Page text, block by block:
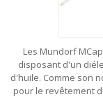
Les Mundorf
disposant d'un
d'huile. Comme son
pour le revêtement